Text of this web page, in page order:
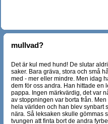
mullvad?
Det är kul med hund! De slutar
saker. Bara gräva, stora och små
med - mer eller mindre. Men idag
dem för oss andra. Han hittade en
pappa. Ingen märkvärdig, det var
av stoppningen var borta från.
hela världen och han blev synbart
nära. Så leksaken skulle gömmas
tvungen att finta bort de andra